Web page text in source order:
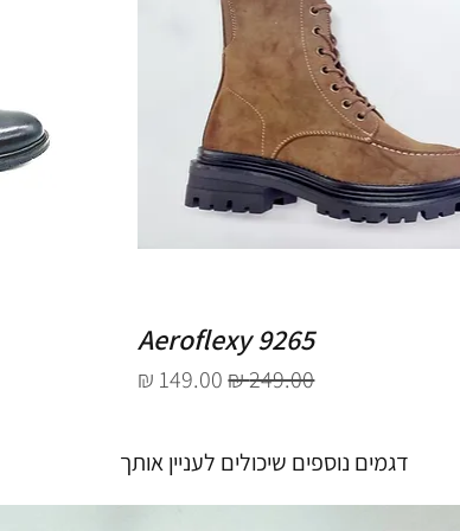
Aeroflexy 9265
מחיר רגיל‏249.00 ‏₪ מחיר מבצע
דגמים נוספים שיכולים לעניין אותך